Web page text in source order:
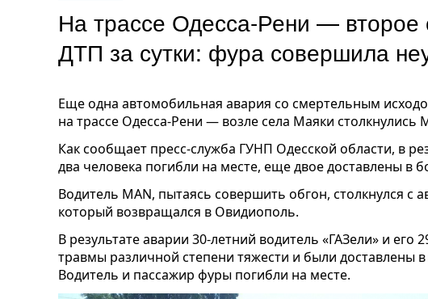
На трассе Одесса-Рени — второе
ДТП за сутки: фура совершила
Еще одна автомобильная авария со смертельным
на трассе Одесса-Рени — возле села Маяки столкнулись
Как сообщает пресс-служба ГУНП Одесской области, в
два человека погибли на месте, еще двое доставлены в
Водитель МАN, пытаясь совершить обгон, столкнулся с
который возвращался в Овидиополь.
В результате аварии 30-летний водитель «ГАЗели» и его
травмы различной степени тяжести и были доставлены
Водитель и пассажир фуры погибли на месте.